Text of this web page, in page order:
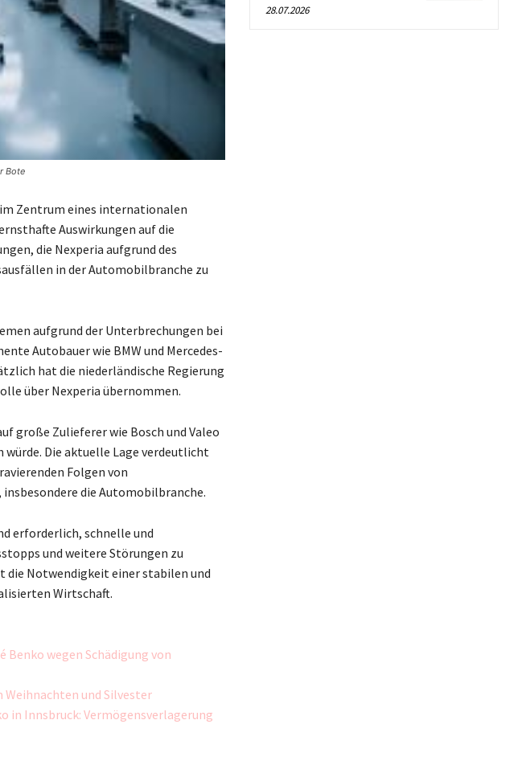
Bote
Zentrum eines internationalen
Auswirkungen auf die
die Nexperia aufgrund des
in der Automobilbranche zu
aufgrund der Unterbrechungen bei
Autobauer wie BMW und Mercedes-
hat die niederländische Regierung
über Nexperia übernommen.
große Zulieferer wie Bosch und Valeo
würde. Die aktuelle Lage verdeutlicht
Folgen von
die Automobilbranche.
erforderlich, schnelle und
und weitere Störungen zu
die Notwendigkeit einer stabilen und
Wirtschaft.
wegen Schädigung von
und Silvester
in Innsbruck: Vermögensverlagerung
28.07.2026